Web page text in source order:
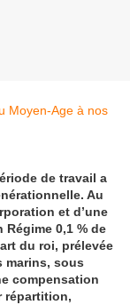
de travail a
Au
et d’une
Régime 0,1 % de
du roi, prélevée
marins, sous
compensation
répartition,